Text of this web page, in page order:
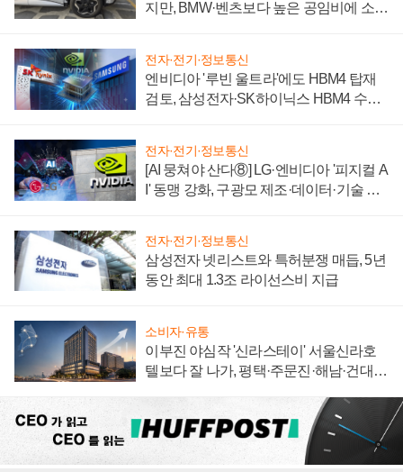
지만, BMW·벤츠보다 높은 공임비에 소비
전자·전기·정보통신
엔비디아 '루빈 울트라'에도 HBM4 탑재
검토, 삼성전자·SK하이닉스 HBM4 수율
전자·전기·정보통신
[AI 뭉쳐야 산다⑧] LG·엔비디아 '피지컬 A
I' 동맹 강화, 구광모 제조·데이터·기술 결
전자·전기·정보통신
삼성전자 넷리스트와 특허분쟁 매듭, 5년
동안 최대 1.3조 라이선스비 지급
소비자·유통
이부진 야심작 '신라스테이' 서울신라호
텔보다 잘 나가, 평택·주문진·해남·건대로